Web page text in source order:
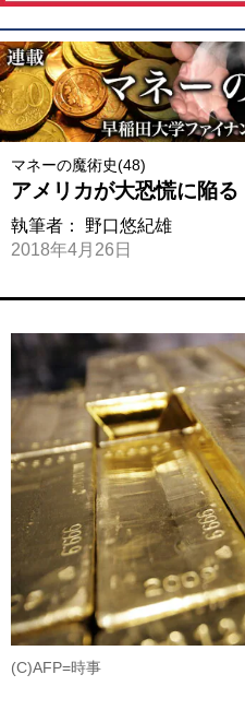
マネーの魔術史(48)
アメリカが大恐慌に陥る
執筆者： 野口悠紀雄
2018年4月26日
(C)AFP=時事